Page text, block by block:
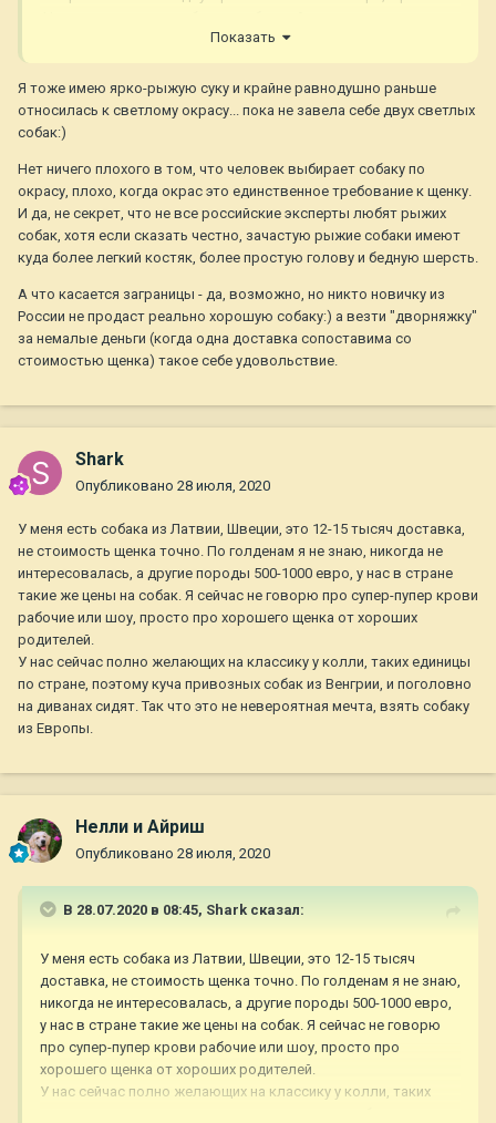
точно нет. Поэтому ищите и обязательно найдете.
большой выбор среди рыжих. Я не считаю, что это плохо
искать определенный окрас. И из-за границы везти тоже не
проблема.
Показать
Я тоже имею ярко-рыжую суку и крайне равнодушно раньше
относилась к светлому окрасу... пока не завела себе двух светлых
собак:)
Нет ничего плохого в том, что человек выбирает собаку по
окрасу, плохо, когда окрас это единственное требование к щенку.
И да, не секрет, что не все российские эксперты любят рыжих
собак, хотя если сказать честно, зачастую рыжие собаки имеют
куда более легкий костяк, более простую голову и бедную шерсть.
А что касается заграницы - да, возможно, но никто новичку из
России не продаст реально хорошую собаку:) а везти "дворняжку"
за немалые деньги (когда одна доставка сопоставима со
стоимостью щенка) такое себе удовольствие.
Shark
Опубликовано 28 июля, 2020
У меня есть собака из Латвии, Швеции, это 12-15 тысяч доставка,
не стоимость щенка точно. По голденам я не знаю, никогда не
интересовалась, а другие породы 500-1000 евро, у нас в стране
такие же цены на собак. Я сейчас не говорю про супер-пупер крови
рабочие или шоу, просто про хорошего щенка от хороших
родителей.
У нас сейчас полно желающих на классику у колли, таких единицы
по стране, поэтому куча привозных собак из Венгрии, и поголовно
на диванах сидят. Так что это не невероятная мечта, взять собаку
из Европы.
Нелли и Айриш
Опубликовано 28 июля, 2020
В 28.07.2020 в 08:45, Shark сказал:
У меня есть собака из Латвии, Швеции, это 12-15 тысяч
доставка, не стоимость щенка точно. По голденам я не знаю,
никогда не интересовалась, а другие породы 500-1000 евро,
у нас в стране такие же цены на собак. Я сейчас не говорю
про супер-пупер крови рабочие или шоу, просто про
хорошего щенка от хороших родителей.
У нас сейчас полно желающих на классику у колли, таких